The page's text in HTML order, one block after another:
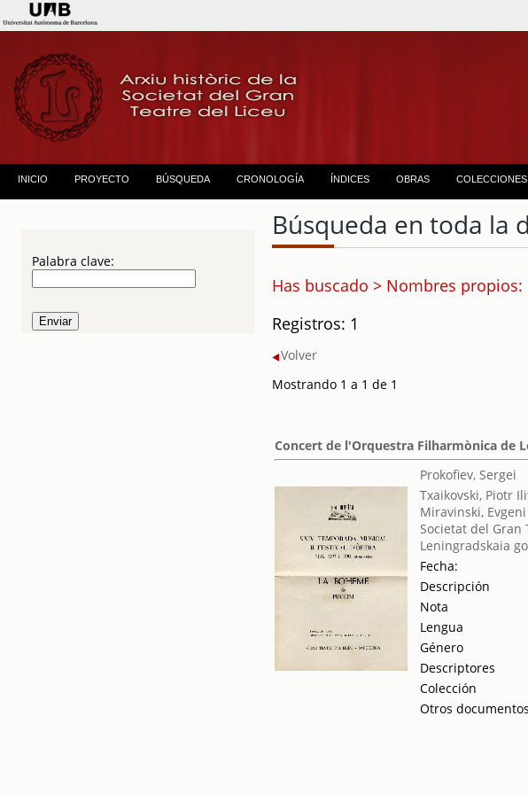
INICIO PROYECTO BÚSQUEDA CRONOLOGÍA ÍNDICES OBRAS COLECCIONES
Palabra clave:
Búsqueda en toda la
Has buscado > Nombres
Registros: 1
Volver
Mostrando 1 a 1 de 1
Concert de l'Orquestra Filharmònica de
Prokofiev, Sergei
Txaikovski, Piotr
Miravinski, Evgeni
Societat del Gran
Leningradskaia
Fecha:
Descripción
Nota
Lengua
Género
Descriptores
Colección
Otros documentos